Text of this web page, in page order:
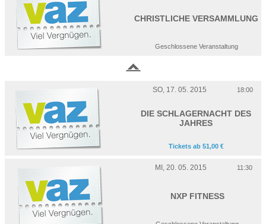
CHRISTLICHE VERSAMMLUNG
Geschlossene Veranstaltung
SO, 17. 05. 2015 18:00
DIE SCHLAGERNACHT DES
JAHRES
Tickets ab 51,00 €
MI, 20. 05. 2015 11:30
NXP FITNESS